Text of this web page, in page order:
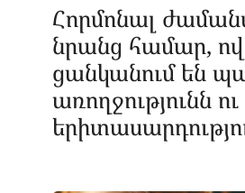
Հորմոնալ
նրանց համար,
ցանկանում են
առողջությունն ու